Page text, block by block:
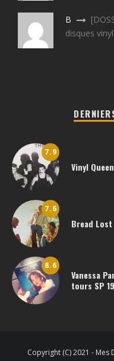
B
disques
7.9
Vinyl
7.6
Bread Lost
8.6
Vanessa
tours SP
Copyright (C) 2021 -